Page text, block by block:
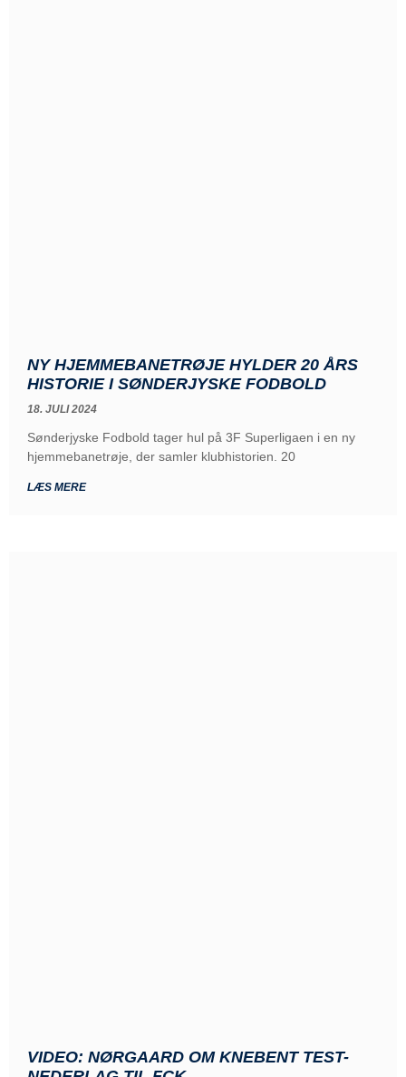
NY HJEMMEBANETRØJE HYLDER 20 ÅRS
HISTORIE I SØNDERJYSKE FODBOLD
18. JULI 2024
Sønderjyske Fodbold tager hul på 3F Superligaen i en ny
hjemmebanetrøje, der samler klubhistorien. 20
LÆS MERE
VIDEO: NØRGAARD OM KNEBENT TEST-